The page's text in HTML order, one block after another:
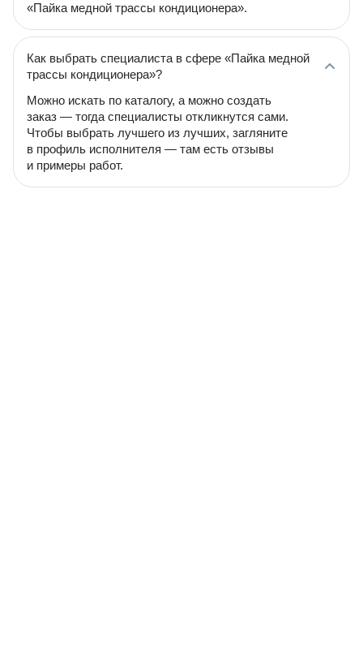
«Пайка медной трассы кондиционера».
Как выбрать специалиста в сфере «Пайка медной
трассы кондиционера»?
Можно искать по каталогу, а можно создать
заказ — тогда специалисты откликнутся сами.
Чтобы выбрать лучшего из лучших, загляните
в профиль исполнителя — там есть отзывы
и примеры работ.